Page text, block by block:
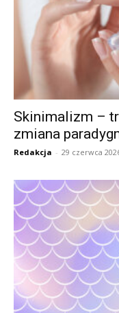
Skinimalizm –
zmiana
Redakcja - 29 czerwca